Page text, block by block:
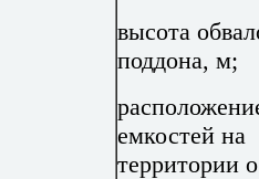
высота
поддона, м;
емкостей на
территории